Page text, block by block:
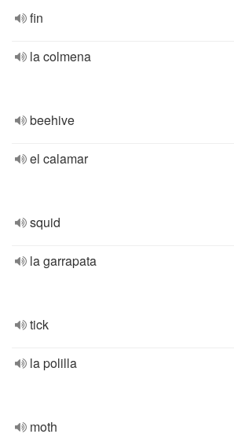
fin
la colmena
beehive
el calamar
squid
la garrapata
tick
la polilla
moth